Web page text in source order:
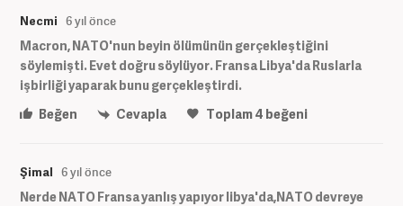
Necmi 6 yıl önce
Macron, NATO'nun beyin ölümünün gerçekleştiğini
söylemişti. Evet doğru söylüyor. Fransa Libya'da Ruslarla
işbirliği yaparak bunu gerçekleştirdi.
Beğen
Cevapla Toplam4 beğeni
Şimal 6 yıl önce
Nerde NATO Fransa yanlış yapıyor libya'da,NATO devreye